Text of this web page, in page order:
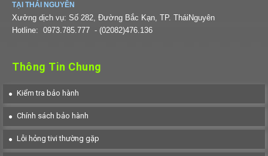
TẠI THÁI NGUYÊN
Xưởng dịch vụ: Số 282, Đường Bắc Kạn, TP. TháiNguyên
Hotline: 0973.785.777 - (02082)476.136
Thông Tin Chung
Kiểm tra bảo hành
Chính sách bảo hành
Lỗi hỏng tivi thường gặp